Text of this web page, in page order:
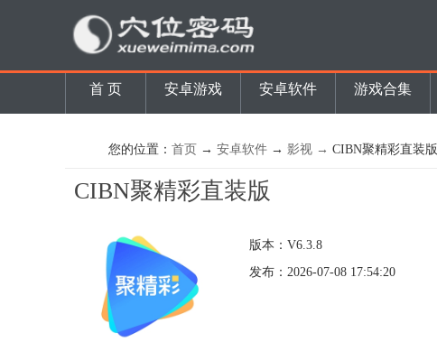
首 页 安卓游戏 安卓软件 游戏合集
您的位置： 首页 → 安卓软件 → 影视 → CIBN聚精彩直装版
CIBN聚精彩直装版
版本：V6.3.8
发布：2026-07-08 17:54:20